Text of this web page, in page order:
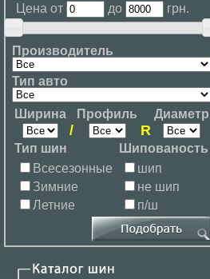
Цена от до грн.
Производитель
Тип авто
Ширина Профиль Диаметр
/ R
Тип шин
Шипованость
Всесезонные
Зимние
Летние
шип
не шип
п/ш